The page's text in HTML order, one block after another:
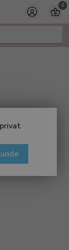
0